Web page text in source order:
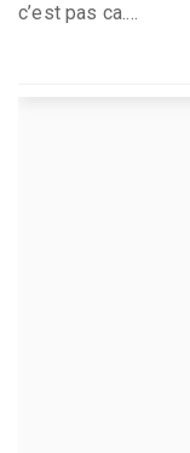
c’est pas ca....